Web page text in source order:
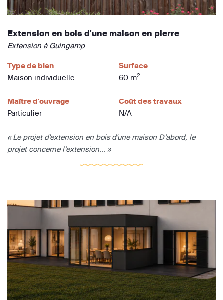
Extension en bois d'une maison en pierre
Extension à Guingamp
Type de bien
Maison individuelle
Surface
60 m2
Maître d'ouvrage
Particulier
Coût des travaux
N/A
« Le projet d'extension en bois d'une maison D’abord, le
projet concerne l’extension... »